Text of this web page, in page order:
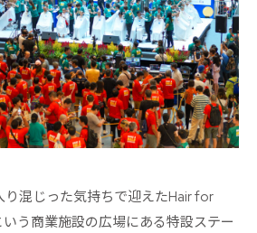
混じった気持ちで迎えたHair for
う商業施設の広場にある特設ステー